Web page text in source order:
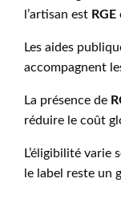
l’artisan est RGE
Les aides
accompagnent
La présence de
réduire le coût
L’éligibilité varie
le label reste un